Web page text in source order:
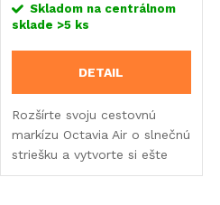
Skladom na centrálnom
sklade >5 ks
DETAIL
Rozšírte svoju cestovnú
markízu Octavia Air o slnečnú
striešku a vytvorte si ešte
viac priestoru v tieni av